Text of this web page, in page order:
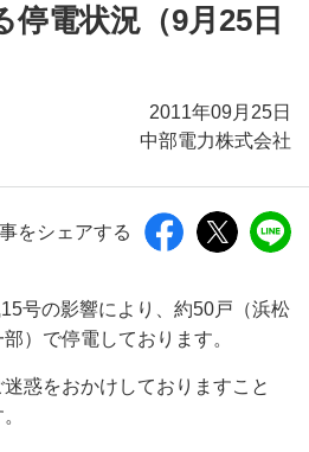
停電状況（9月25日
2011年09月25日
中部電力株式会社
をシェアする
号の影響により、約50戸（浜松
）で停電しております。
惑をおかけしておりますこと